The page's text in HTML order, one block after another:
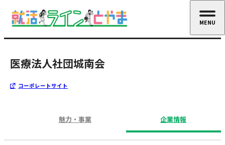
医療法人社団城南会
コーポレートサイト
魅力・事業 企業情報
MENU